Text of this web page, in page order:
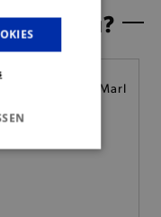
voor jou?
*